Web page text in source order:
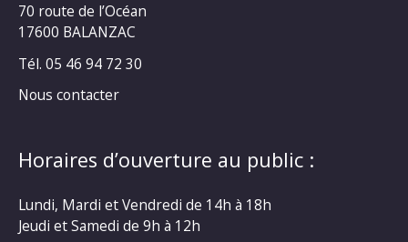
70 route de l’Océan
17600 BALANZAC
Tél. 05 46 94 72 30
Nous contacter
Horaires d’ouverture au public :
Lundi, Mardi et Vendredi de 14h à 18h
Jeudi et Samedi de 9h à 12h